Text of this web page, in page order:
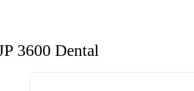
3600 Dental